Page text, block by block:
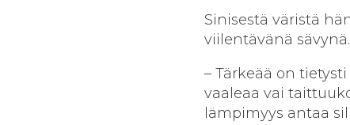
Sinisestä väristä
viilentävänä sävynä.
– Tärkeää on
vaaleaa vai
lämpimyys antaa